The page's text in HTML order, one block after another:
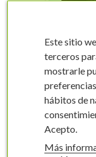
Este sitio
terceros
mostrarle
hábitos de
Acepto.
Más